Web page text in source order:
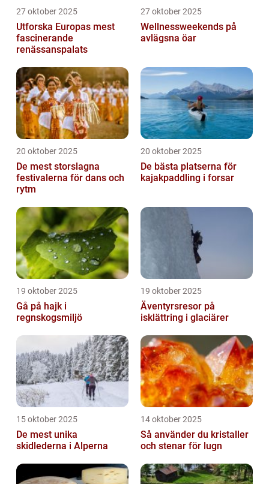
27 oktober 2025
Utforska Europas mest
fascinerande
renässanspalats
27 oktober 2025
Wellnessweekends på
avlägsna öar
20 oktober 2025
De mest storslagna
festivalerna för dans och
rytm
20 oktober 2025
De bästa platserna för
kajakpaddling i forsar
19 oktober 2025
Gå på hajk i
regnskogsmiljö
19 oktober 2025
Äventyrsresor på
isklättring i glaciärer
15 oktober 2025
De mest unika
skidlederna i Alperna
14 oktober 2025
Så använder du kristaller
och stenar för lugn